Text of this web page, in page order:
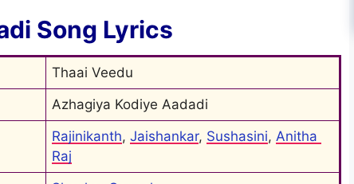
Song Lyrics
Thaai Veedu
Azhagiya Kodiye Aadadi
Rajinikanth, Jaishankar, Sushasini, Anitha
Raj